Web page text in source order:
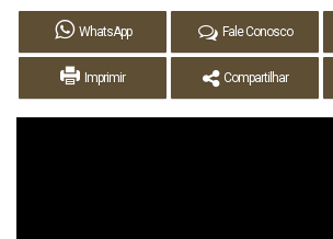
WhatsApp Fale Conosco
Imprimir Compartilhar